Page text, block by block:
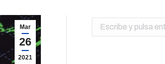
Mar
26
2021
Buscar: